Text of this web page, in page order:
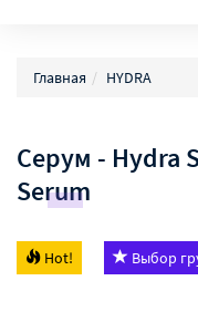
Главная HYDRA
Серум - Hydra
Serum
Hot! Выбор